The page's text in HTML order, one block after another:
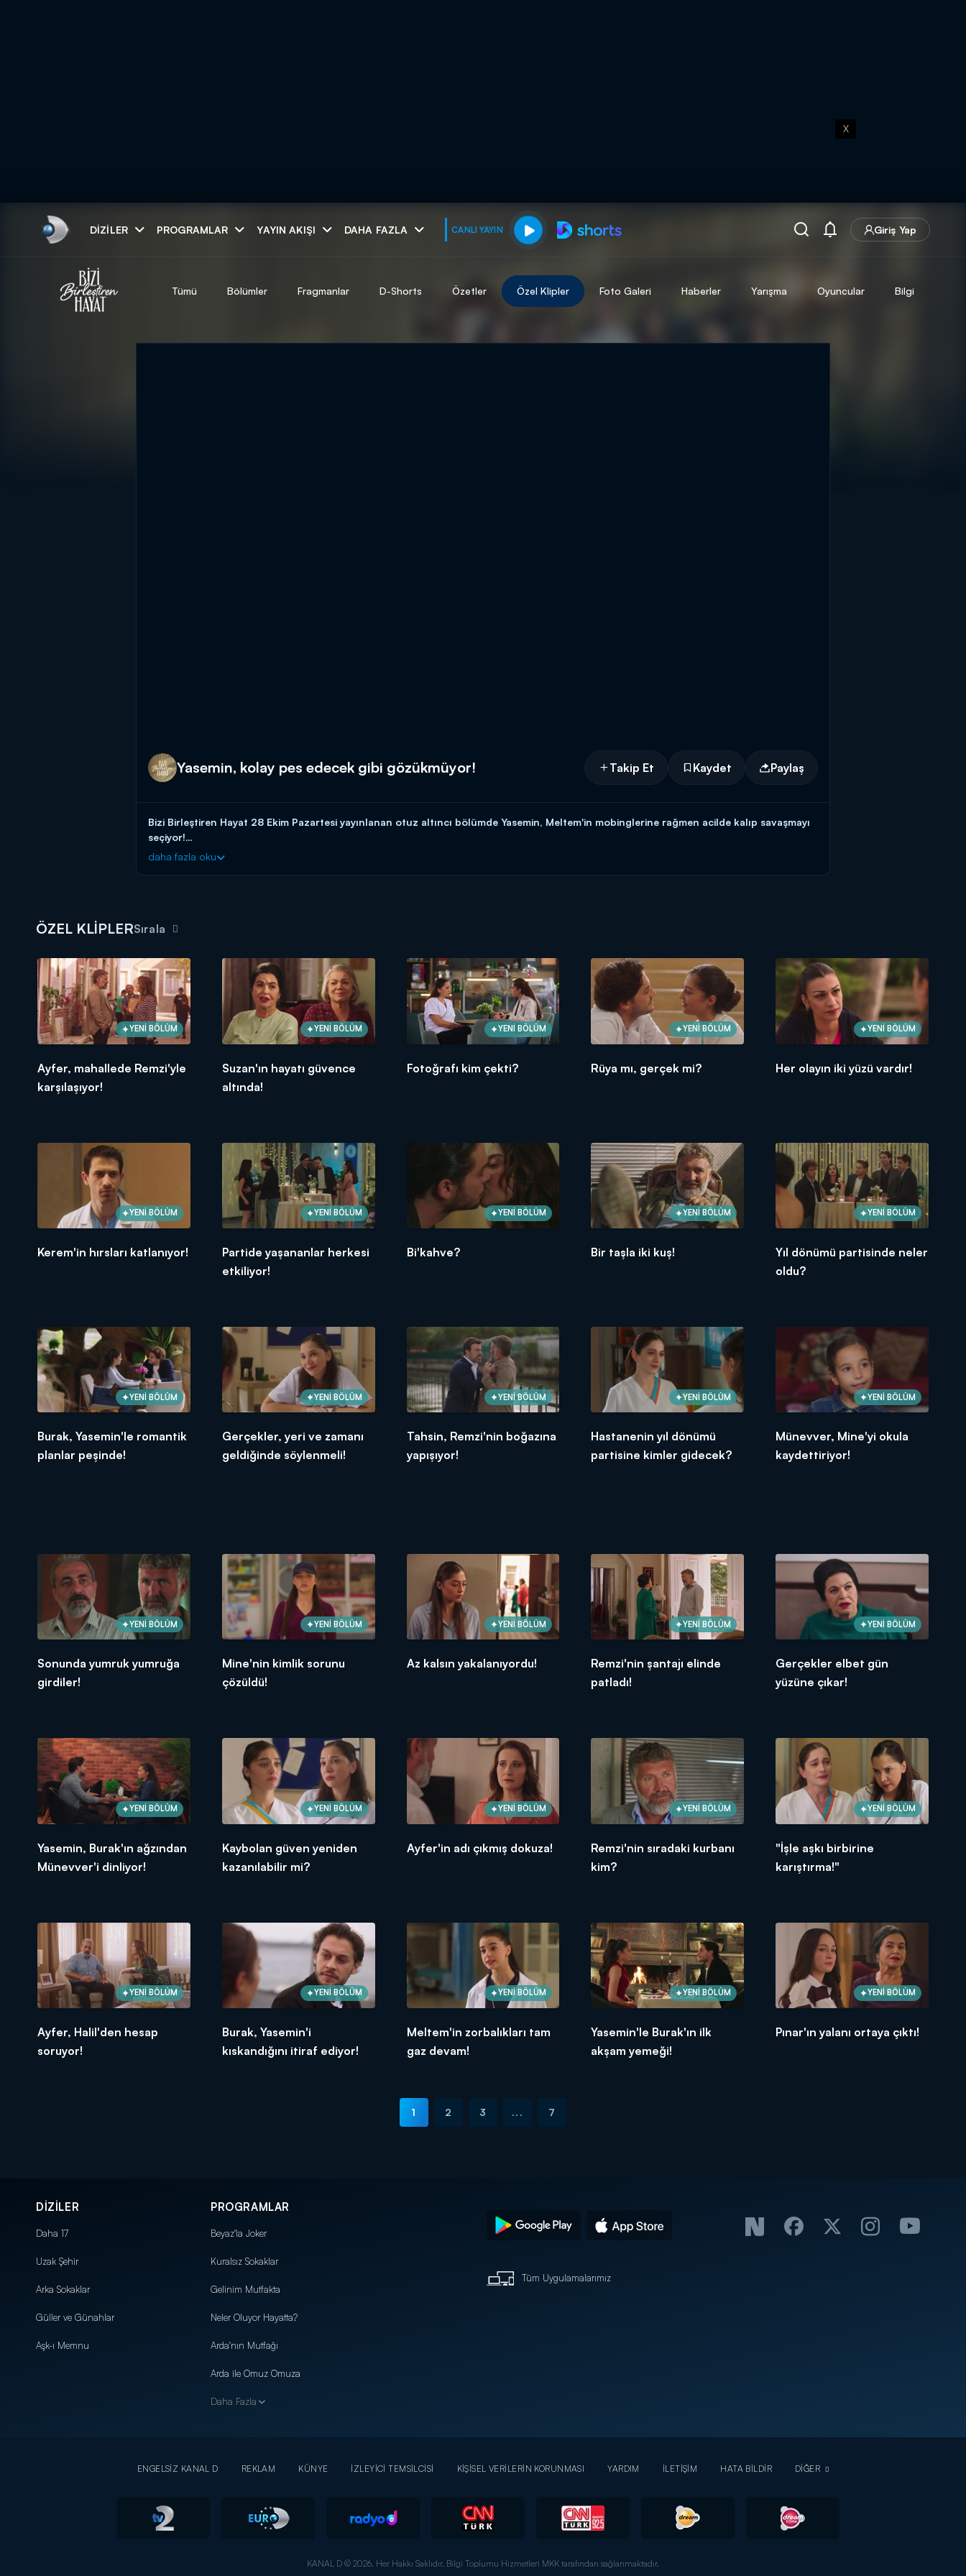
X
DIZILER PROGRAMLAR YAYIN AKIŞI DAHA FAZLA CANLI YAYIN Giriş Yap
muhteşem ikili
Tümü Bölümler Fragmanlar D-Shorts Özetler Özel Klipler Foto Galeri Haberler Yarışma Oyuncular Bilgi
Yasemin, kolay pes edecek gibi gözükmüyor! Takip Et Kaydet Paylaş
Bizi Birleştiren Hayat 28 Ekim Pazartesi yayınlanan otuz altıncı bölümde Yasemin, Meltem'in mobinglerine rağmen acilde kalıp savaşmayı
seçiyor!
daha fazla oku
ÖZEL KLİPLERSırala
YENİ BÖLÜM
Ayfer, mahallede Remzi'yle
karşılaşıyor!
YENİ BÖLÜM
Suzan'ın hayatı güvence
altında!
YENİ BÖLÜM
Fotoğrafı kim çekti?
YENİ BÖLÜM
Rüya mı, gerçek mi?
YENİ BÖLÜM
Her olayın iki yüzü vardır!
YENİ BÖLÜM
Kerem'in hırsları katlanıyor!
YENİ BÖLÜM
Partide yaşananlar herkesi
etkiliyor!
YENİ BÖLÜM
Bi'kahve?
YENİ BÖLÜM
Bir taşla iki kuş!
YENİ BÖLÜM
Yıl dönümü partisinde neler
oldu?
YENİ BÖLÜM
Burak, Yasemin'le romantik
planlar peşinde!
YENİ BÖLÜM
Gerçekler, yeri ve zamanı
geldiğinde söylenmeli!
YENİ BÖLÜM
Tahsin, Remzi'nin boğazına
yapışıyor!
YENİ BÖLÜM
Hastanenin yıl dönümü
partisine kimler gidecek?
YENİ BÖLÜM
Münevver, Mine'yi okula
kaydettiriyor!
YENİ BÖLÜM
Sonunda yumruk yumruğa
girdiler!
YENİ BÖLÜM
Mine'nin kimlik sorunu
çözüldü!
YENİ BÖLÜM
Az kalsın yakalanıyordu!
YENİ BÖLÜM
Remzi'nin şantajı elinde
patladı!
YENİ BÖLÜM
Gerçekler elbet gün
yüzüne çıkar!
YENİ BÖLÜM
Yasemin, Burak'ın ağzından
Münevver'i dinliyor!
YENİ BÖLÜM
Kaybolan güven yeniden
kazanılabilir mi?
YENİ BÖLÜM
Ayfer'in adı çıkmış dokuza!
YENİ BÖLÜM
Remzi'nin sıradaki kurbanı
kim?
YENİ BÖLÜM
"İşle aşkı birbirine
karıştırma!"
YENİ BÖLÜM
Ayfer, Halil'den hesap
soruyor!
YENİ BÖLÜM
Burak, Yasemin'i
kıskandığını itiraf ediyor!
YENİ BÖLÜM
Meltem'in zorbalıkları tam
gaz devam!
YENİ BÖLÜM
Yasemin'le Burak'ın ilk
akşam yemeği!
YENİ BÖLÜM
Pınar'ın yalanı ortaya çıktı!
1 2 3 ... 7
DİZİLER
Daha 17
Uzak Şehir
Arka Sokaklar
Güller ve Günahlar
Aşk-ı Memnu
PROGRAMLAR
Beyaz'la Joker
Kuralsız Sokaklar
Gelinim Mutfakta
Neler Oluyor Hayatta?
Arda'nın Mutfağı
Arda ile Omuz Omuza
Daha Fazla
Tüm Uygulamalarımız
ENGELSİZ KANAL D REKLAM KÜNYE İZLEYİCİ TEMSİLCİSİ KİŞİSEL VERİLERİN KORUNMASI YARDIM İLETİŞİM HATA BİLDİR DİĞER
KANAL D © 2026. Her Hakkı Saklıdır. Bilgi Toplumu Hizmetleri MKK tarafından sağlanmaktadır.